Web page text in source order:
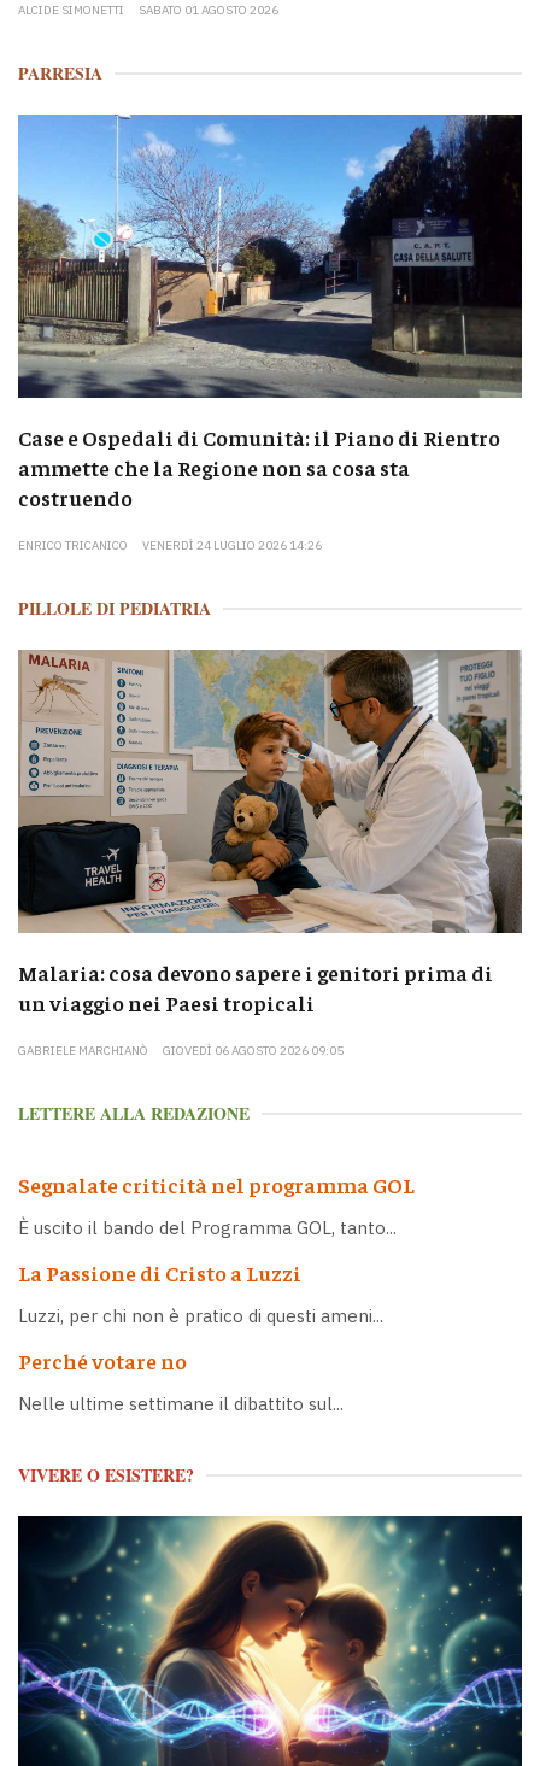
ALCIDE SIMONETTI SABATO 01 AGOSTO 2026
PARRESIA
Case e Ospedali di Comunità: il Piano di Rientro
ammette che la Regione non sa cosa sta
costruendo
ENRICO TRICANICO VENERDÌ 24 LUGLIO 2026 14:26
PILLOLE DI PEDIATRIA
Malaria: cosa devono sapere i genitori prima di
un viaggio nei Paesi tropicali
GABRIELE MARCHIANÒ GIOVEDÌ 06 AGOSTO 2026 09:05
LETTERE ALLA REDAZIONE
Segnalate criticità nel programma GOL
È uscito il bando del Programma GOL, tanto...
La Passione di Cristo a Luzzi
Luzzi, per chi non è pratico di questi ameni...
Perché votare no
Nelle ultime settimane il dibattito sul...
VIVERE O ESISTERE?